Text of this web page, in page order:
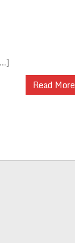
Read More